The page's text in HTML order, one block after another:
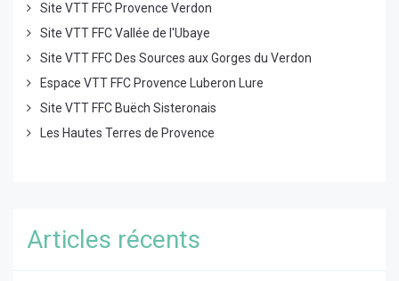
Site VTT FFC Provence Verdon
Site VTT FFC Vallée de l'Ubaye
Site VTT FFC Des Sources aux Gorges du Verdon
Espace VTT FFC Provence Luberon Lure
Site VTT FFC Buëch Sisteronais
Les Hautes Terres de Provence
Articles récents